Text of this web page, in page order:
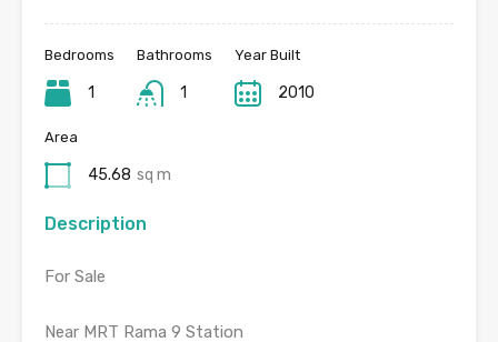
Bedrooms
1
Bathrooms
1
Year Built
2010
Area
45.68 sq m
Description
For Sale
Near MRT Rama 9 Station